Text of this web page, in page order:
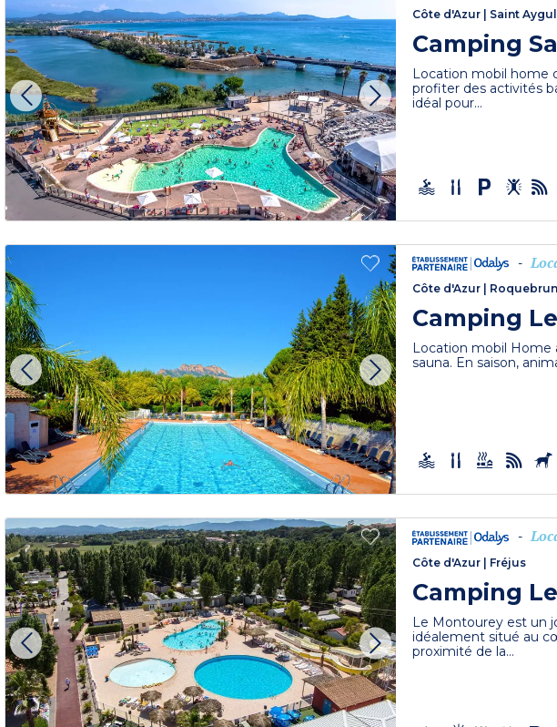
Côte d'Azur Saint
Camping
Location mobil home
profiter des activités
idéal pour...
-
Côte d'Azur
Camping
Location mobil Home
sauna. En saison,
-
Côte d'Azur Fréjus
Camping
Le Montourey est un
idéalement situé au
proximité de la...